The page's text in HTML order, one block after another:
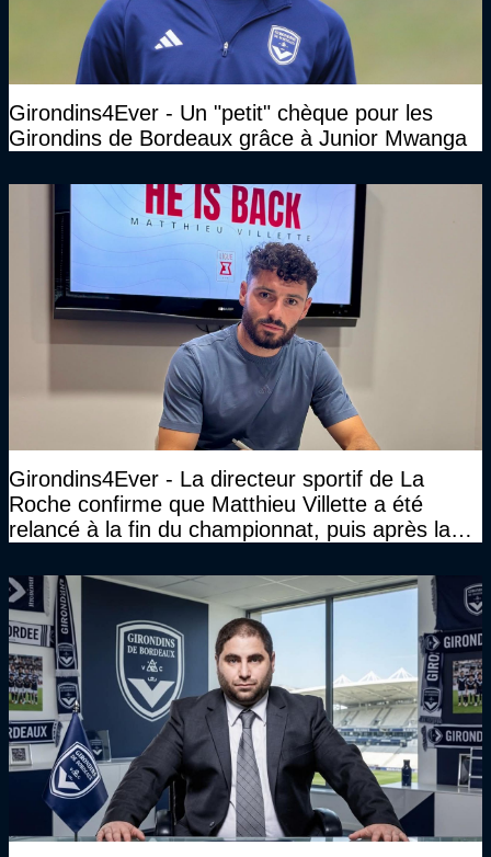
Girondins4Ever - Un "petit" chèque pour les
Girondins de Bordeaux grâce à Junior Mwanga
Girondins4Ever - La directeur sportif de La
Roche confirme que Matthieu Villette a été
relancé à la fin du championnat, puis après la